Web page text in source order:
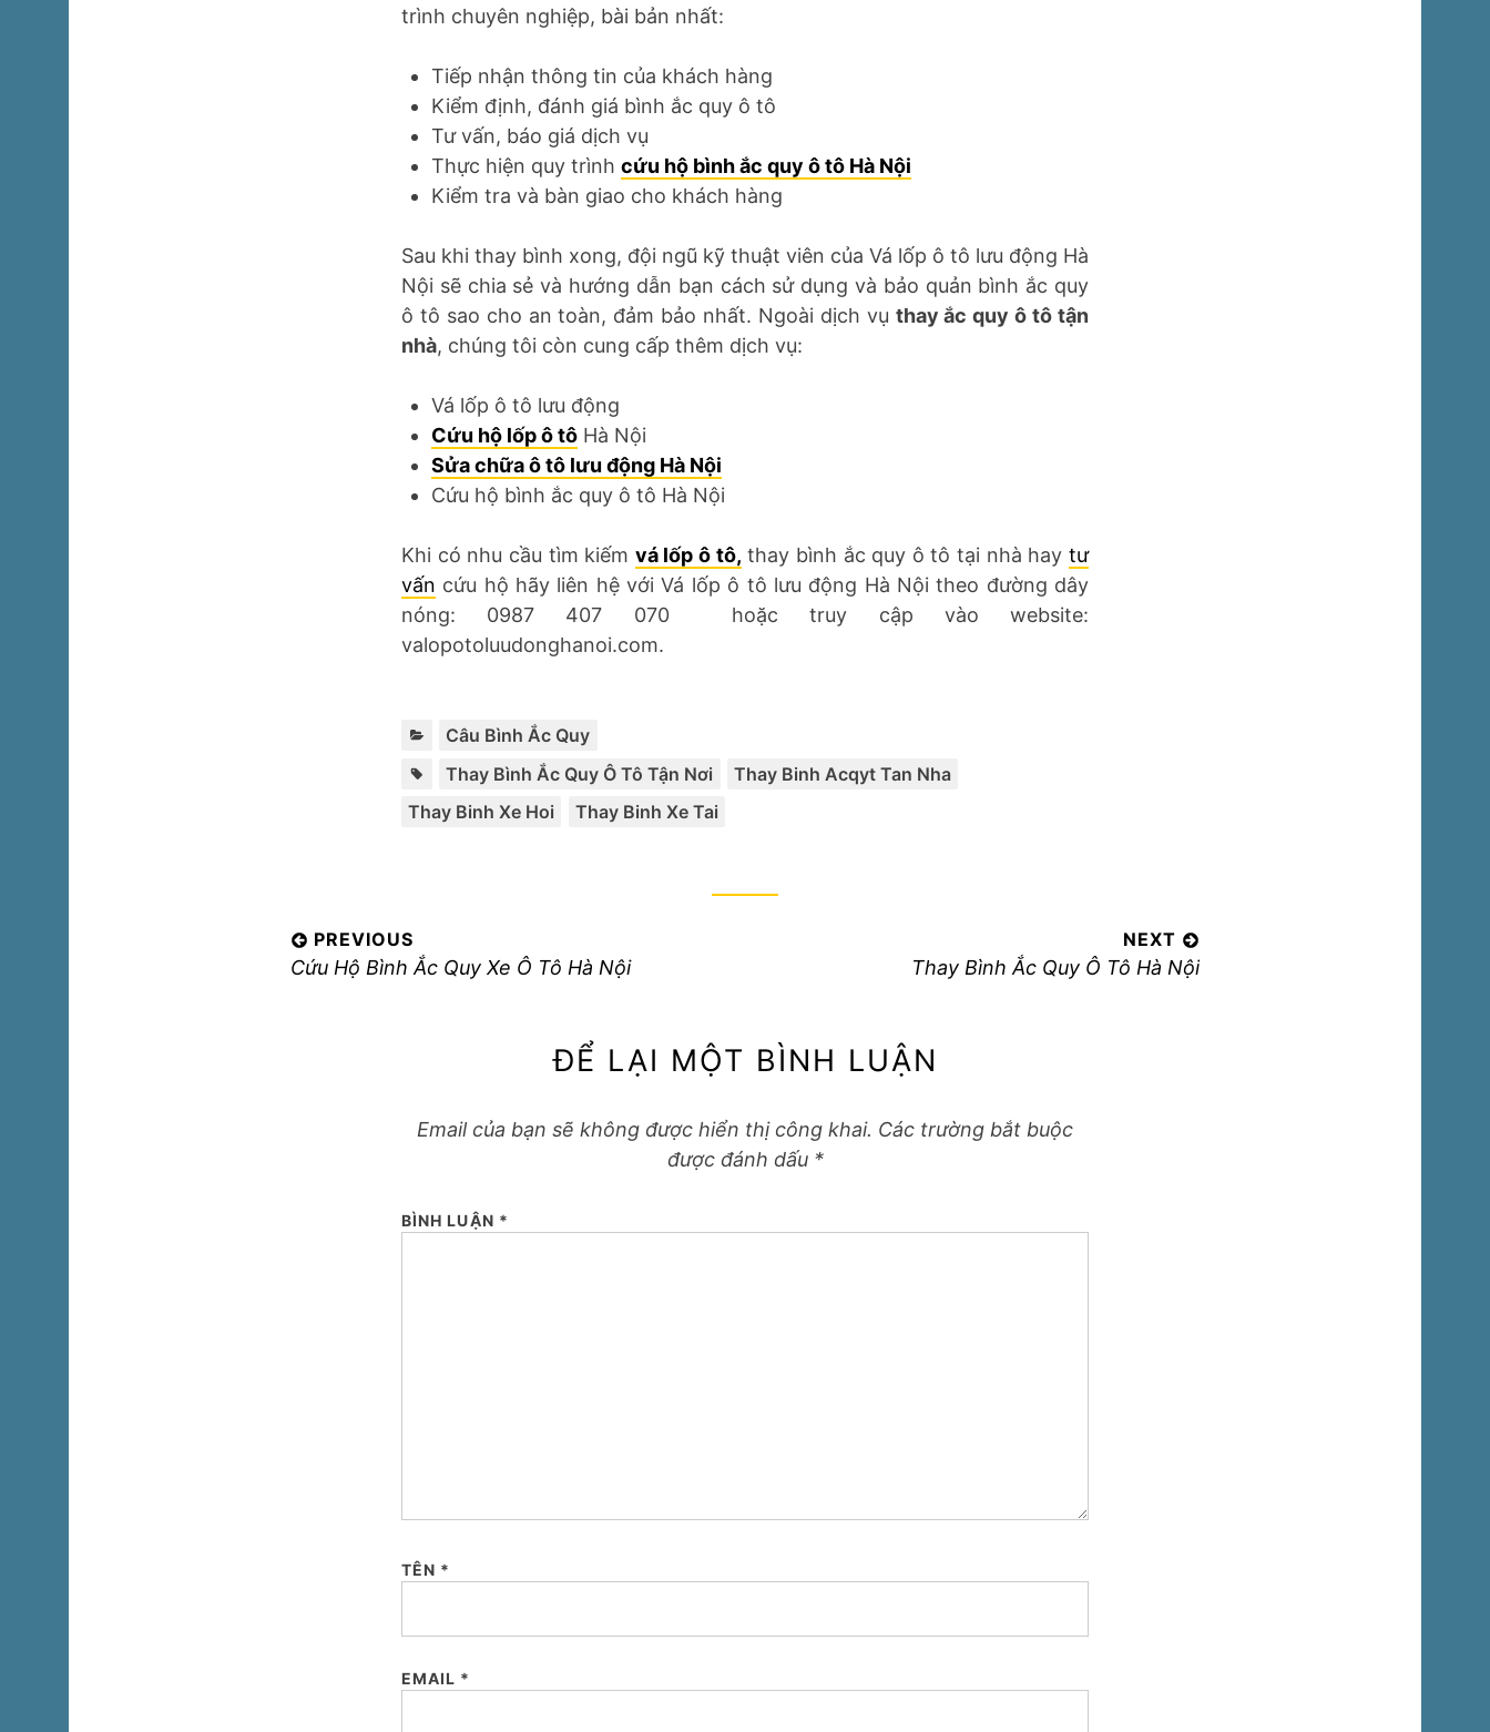
trình chuyên nghiệp, bài bản nhất:
Tiếp nhận thông tin của khách hàng
Kiểm định, đánh giá bình ắc quy ô tô
Tư vấn, báo giá dịch vụ
Thực hiện quy trình cứu hộ bình ắc quy ô tô Hà Nội
Kiểm tra và bàn giao cho khách hàng
Sau khi thay bình xong, đội ngũ kỹ thuật viên của Vá lốp ô tô lưu động Hà
Nội sẽ chia sẻ và hướng dẫn bạn cách sử dụng và bảo quản bình ắc quy
ô tô sao cho an toàn, đảm bảo nhất. Ngoài dịch vụ thay ắc quy ô tô tận
nhà, chúng tôi còn cung cấp thêm dịch vụ:
Vá lốp ô tô lưu động
Cứu hộ lốp ô tô Hà Nội
Sửa chữa ô tô lưu động Hà Nội
Cứu hộ bình ắc quy ô tô Hà Nội
Khi có nhu cầu tìm kiếm vá lốp ô tô, thay bình ắc quy ô tô tại nhà haytư
vấn cứu hộ hãy liên hệ với Vá lốp ô tô lưu động Hà Nội theo đường dây
nóng: 0987 407 070 hoặc truy cập vào website:
valopotoluudonghanoi.com.
Câu Bình Ắc Quy
Thay Bình Ắc Quy Ô Tô Tận Nơi Thay Binh Acqyt Tan Nha
Thay Binh Xe Hoi
Thay Binh Xe Tai
Điều
hướng
PREVIOUS
Previous
Cứu Hộ Bình Ắc Quy Xe Ô Tô Hà Nội
NEXT
Next
Thay Bình Ắc Quy Ô Tô Hà Nội
ĐỂ LẠI MỘT BÌNH LUẬN
Email của bạn sẽ không được hiển thị công khai. Các trường bắt buộc
được đánh dấu *
BÌNH LUẬN *
TÊN *
EMAIL *